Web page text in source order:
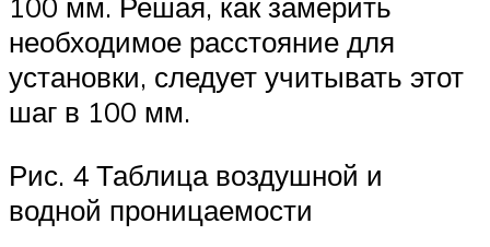
необходимое расстояние для
установки, следует учитывать этот
шаг в 100 мм.
Рис. 4 Таблица воздушной и
водной проницаемости